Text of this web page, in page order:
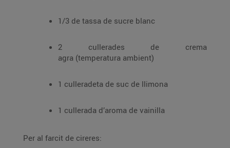
1/3 de tassa de sucre blanc
2 cullerades de crema
agra (temperatura ambient)
1 culleradeta de suc de llimona
1 cullerada d’aroma de vainilla
Per al farcit de cireres: